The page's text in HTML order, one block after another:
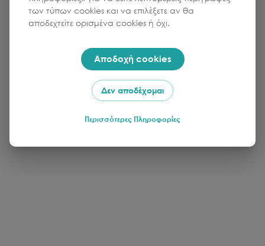
των τύπων cookies και να επιλέξετε αν θα
αποδεχτείτε ορισμένα cookies ή όχι.
Αποδοχή cookies
Δεν αποδέχομαι
Περισσότερες Πληροφορίες